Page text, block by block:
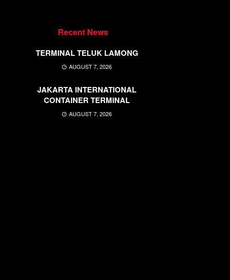
Recent News
TERMINAL TELUK LAMONG
AUGUST 7, 2026
JAKARTA INTERNATIONAL
CONTAINER TERMINAL
AUGUST 7, 2026